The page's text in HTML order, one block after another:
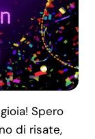
Spero
di risate,